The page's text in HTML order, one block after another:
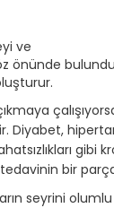
ve
önünde
Diyabet,
gibi
bir
seyrini